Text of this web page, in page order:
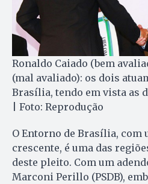
Ronaldo Caiado (bem
(mal avaliado): os dois
Brasília, tendo em vista as
| Foto: Reprodução
O Entorno de Brasília, com
crescente, é uma das
deste pleito. Com um
Marconi Perillo (PSDB),